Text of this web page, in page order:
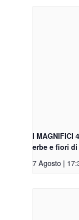
I MAGNIFICI
erbe e fiori
7 Agosto |